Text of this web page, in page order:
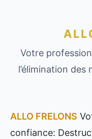
Votre
l’élimination
ALLO FRELONS
confiance: